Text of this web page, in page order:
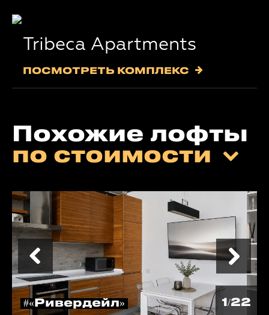
Tribeca Apartments
ПОСМОТРЕТЬ КОМПЛЕКС
Похожие лофты
по стоимости
#«Ривердейл» 1/22